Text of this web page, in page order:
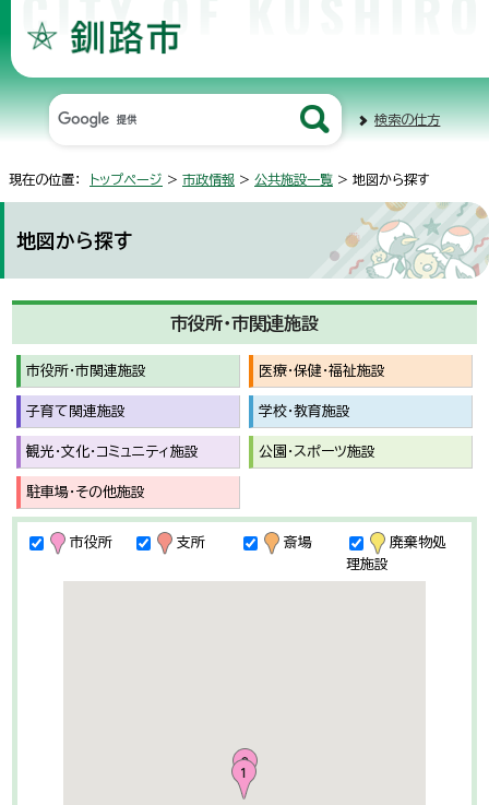
検索の仕方
現在の位置： トップページ > 市政情報 > 公共施設一覧 > 地図から探す
地図から探す
市役所・市関連施設
市役所・市関連施設 医療・保健・福祉施設
子育て関連施設 学校・教育施設
観光・文化・コミュニティ施設 公園・スポーツ施設
駐車場・その他施設
市役所 支所 斎場
廃棄物処
理施設